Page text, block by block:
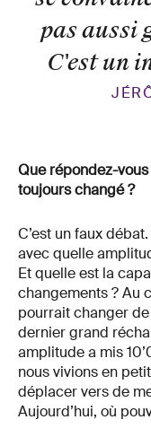
pas aussi
C'est un
Que répondez-
toujours changé ?
C’est un faux
avec quelle
Et quelle est la
changements ? Au
pourrait changer
dernier grand
amplitude a mis
nous vivions en
déplacer vers de
Aujourd’hui, où